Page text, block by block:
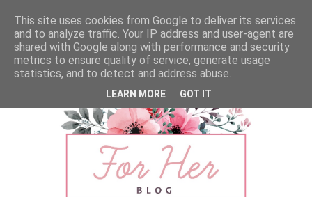
This site uses cookies from Google to deliver its services
and to analyze traffic. Your IP address and user-agent are
shared with Google along with performance and security
metrics to ensure quality of service, generate usage
statistics, and to detect and address abuse.
LEARN MORE GOT IT